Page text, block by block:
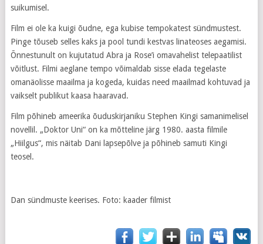
suikumisel.
Film ei ole ka kuigi õudne, ega kubise tempokatest sündmustest.
Pinge tõuseb selles kaks ja pool tundi kestvas linateoses aegamisi.
Õnnestunult on kujutatud Abra ja Rose’i omavahelist telepaatilist
võitlust. Filmi aeglane tempo võimaldab sisse elada tegelaste
omanäolisse maailma ja kogeda, kuidas need maailmad kohtuvad ja
vaikselt publikut kaasa haaravad.
Film põhineb ameerika õuduskirjaniku Stephen Kingi samanimelisel
novellil. „Doktor Uni“ on ka mõtteline järg 1980. aasta filmile
„Hiilgus“, mis näitab Dani lapsepõlve ja põhineb samuti Kingi
teosel.
Dan sündmuste keerises. Foto: kaader filmist